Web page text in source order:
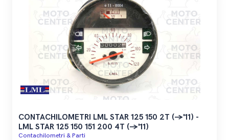
CONTACHILOMETRI LML STAR 125 150 2T (->'11) -
LML STAR 125 150 151 200 4T (->'11)
Contachilometri & Parti